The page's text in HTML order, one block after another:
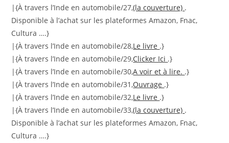
|{À travers l’Inde en automobile/27,(la couverture) .
Disponible à l’achat sur les plateformes Amazon, Fnac,
Cultura ….}
|{À travers l’Inde en automobile/28,Le livre .}
|{À travers l’Inde en automobile/29,Clicker Ici .}
|{À travers l’Inde en automobile/30,A voir et à lire. .}
|{À travers l’Inde en automobile/31,Ouvrage .}
|{À travers l’Inde en automobile/32,Le livre .}
|{À travers l’Inde en automobile/33,(la couverture) .
Disponible à l’achat sur les plateformes Amazon, Fnac,
Cultura ….}